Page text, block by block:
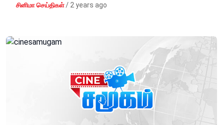
சினிமா செய்திகள் / 2 years ago